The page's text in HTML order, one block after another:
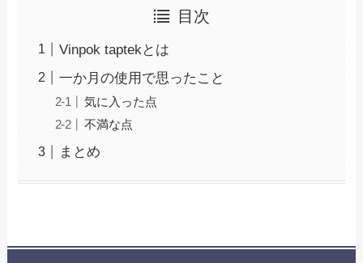
目次
Vinpok taptekとは
一か月の使用で思ったこと
気に入った点
不満な点
まとめ